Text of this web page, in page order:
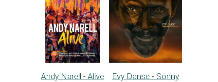
Andy Narell - Alive
Evy Danse - Sonny